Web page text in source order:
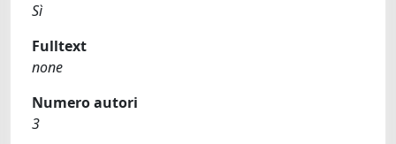
Sì
Fulltext
none
Numero autori
3